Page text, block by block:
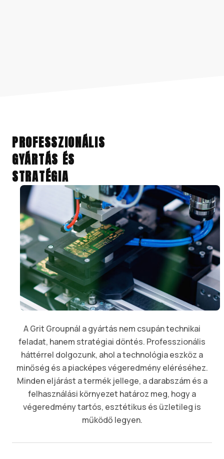
PROFESSZIONÁLIS
GYÁRTÁS ÉS
STRATÉGIA
A Grit Groupnál a gyártás nem csupán technikai
feladat, hanem stratégiai döntés. Professzionális
háttérrel dolgozunk, ahol a technológia eszköz a
minőség és a piacképes végeredmény eléréséhez.
Minden eljárást a termék jellege, a darabszám és a
felhasználási környezet határoz meg, hogy a
végeredmény tartós, esztétikus és üzletileg is
működő legyen.